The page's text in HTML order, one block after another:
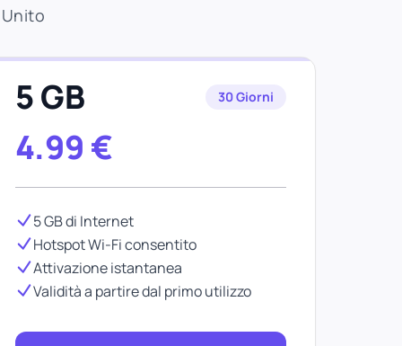
5 GB 30 Giorni
4.99 €
5 GB di Internet
Hotspot Wi-Fi consentito
Attivazione istantanea
Validità a partire dal primo utilizzo